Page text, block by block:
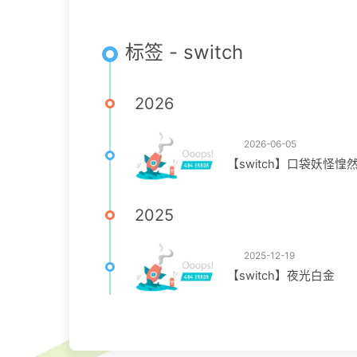
标签 - switch
2026
2026-06-05
【switch】口袋妖怪惶
2025
2025-12-19
【switch】夜光白金